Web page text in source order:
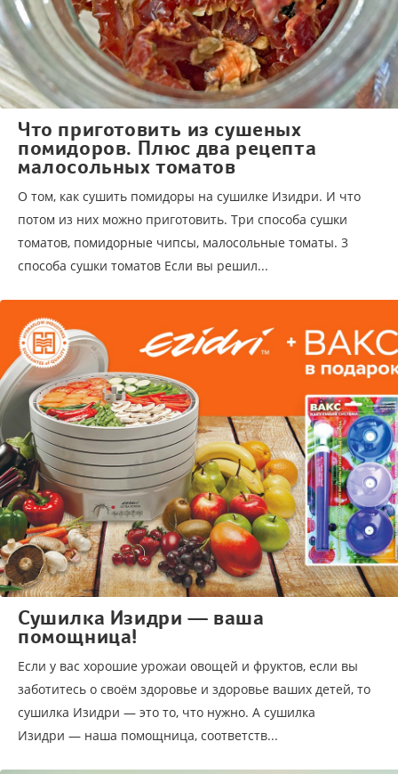
Что приготовить из сушеных
помидоров. Плюс два рецепта
малосольных томатов
О том, как сушить помидоры на сушилке Изидри. И что
потом из них можно приготовить. Три способа сушки
томатов, помидорные чипсы, малосольные томаты. 3
способа сушки томатов Если вы решил...
Сушилка Изидри — ваша
помощница!
Если у вас хорошие урожаи овощей и фруктов, если вы
заботитесь о своём здоровье и здоровье ваших детей, то
сушилка Изидри — это то, что нужно. А сушилка
Изидри — наша помощница, соответств...